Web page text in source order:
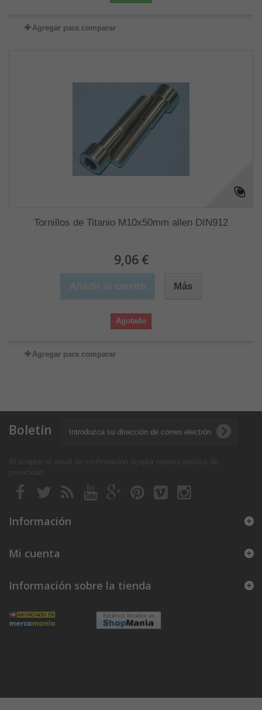
Agregar para comparar
Tornillos de Titanio M10x50mm allen DIN912
9,06 €
Más
Agotado
Agregar para comparar
Boletín
Información
Mi cuenta
Información sobre la tienda